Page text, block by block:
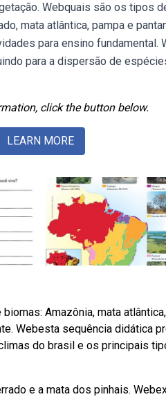
Webquais são os tipos
mata atlântica, pampa e
para ensino
para a dispersão de
click the button below.
LEARN MORE
Amazônia, mata
Webesta sequência didática
do brasil e os principais
e a mata dos pinhais.